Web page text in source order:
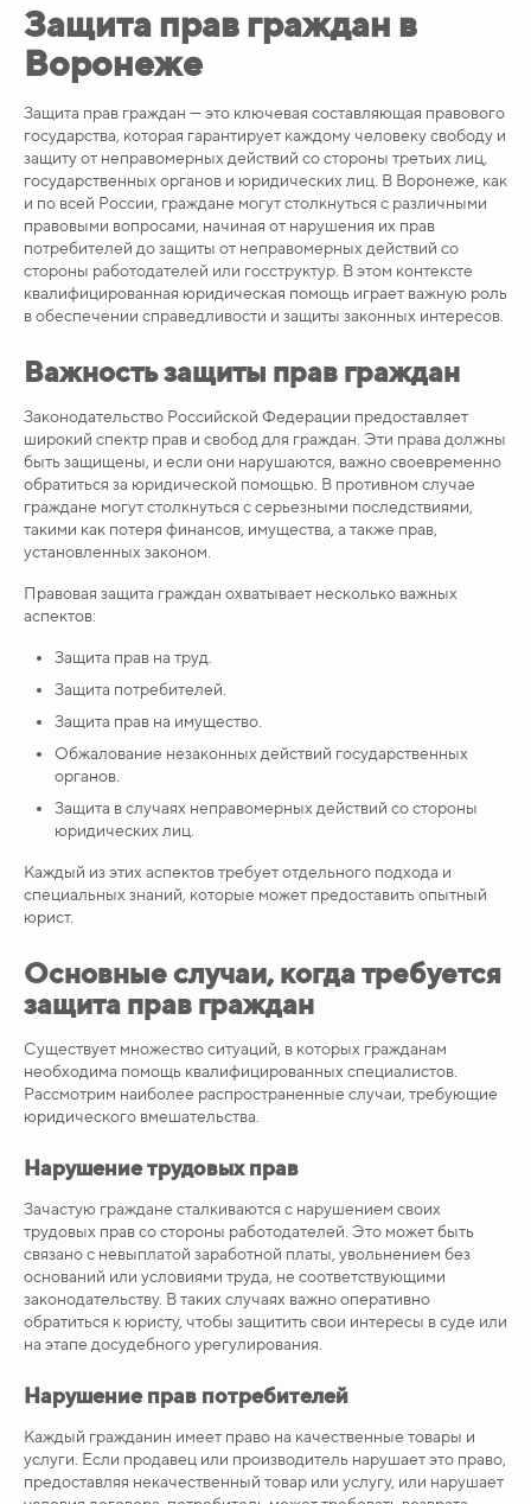
Защита прав граждан в
Воронеже
Защита прав граждан — это ключевая составляющая правового
государства, которая гарантирует каждому человеку свободу и
защиту от неправомерных действий со стороны третьих лиц,
государственных органов и юридических лиц. В Воронеже, как
и по всей России, граждане могут столкнуться с различными
правовыми вопросами, начиная от нарушения их прав
потребителей до защиты от неправомерных действий со
стороны работодателей или госструктур. В этом контексте
квалифицированная юридическая помощь играет важную роль
в обеспечении справедливости и защиты законных интересов.
Важность защиты прав граждан
Законодательство Российской Федерации предоставляет
широкий спектр прав и свобод для граждан. Эти права должны
быть защищены, и если они нарушаются, важно своевременно
обратиться за юридической помощью. В противном случае
граждане могут столкнуться с серьезными последствиями,
такими как потеря финансов, имущества, а также прав,
установленных законом.
Правовая защита граждан охватывает несколько важных
аспектов:
Защита прав на труд.
Защита потребителей.
Защита прав на имущество.
Обжалование незаконных действий государственных
органов.
Защита в случаях неправомерных действий со стороны
юридических лиц.
Каждый из этих аспектов требует отдельного подхода и
специальных знаний, которые может предоставить опытный
юрист.
Основные случаи, когда требуется
защита прав граждан
Существует множество ситуаций, в которых гражданам
необходима помощь квалифицированных специалистов.
Рассмотрим наиболее распространенные случаи, требующие
юридического вмешательства.
Нарушение трудовых прав
Зачастую граждане сталкиваются с нарушением своих
трудовых прав со стороны работодателей. Это может быть
связано с невыплатой заработной платы, увольнением без
оснований или условиями труда, не соответствующими
законодательству. В таких случаях важно оперативно
обратиться к юристу, чтобы защитить свои интересы в суде или
на этапе досудебного урегулирования.
Нарушение прав потребителей
Каждый гражданин имеет право на качественные товары и
услуги. Если продавец или производитель нарушает это право,
предоставляя некачественный товар или услугу, или нарушает